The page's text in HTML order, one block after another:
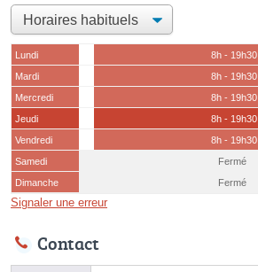
Lundi
8h - 19h30
Mardi
8h - 19h30
Mercredi
8h - 19h30
Jeudi
8h - 19h30
Vendredi
8h - 19h30
Samedi
Fermé
Dimanche
Fermé
Signaler une erreur
Contact